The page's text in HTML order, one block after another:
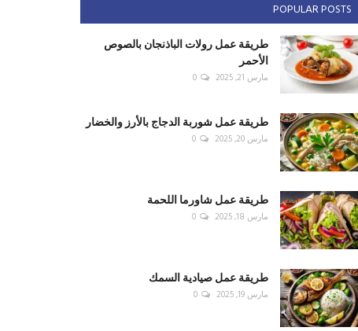
POPULAR POSTS
طريقة عمل رولات الباذنجان بالصوص
الأحمر
مارس 21, 2025 0
طريقة عمل شوربة الدجاج بالأرز والخضار
مارس 20, 2025 0
طريقة عمل شاورما اللحمة
مارس 18, 2025 0
طريقة عمل صيادية السمك
مارس 19, 2025 0